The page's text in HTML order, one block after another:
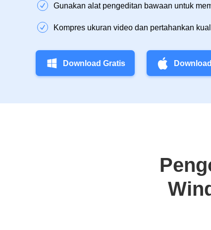
Gunakan alat pengeditan bawaan untuk
Kompres ukuran video dan pertahankan
Download Gratis